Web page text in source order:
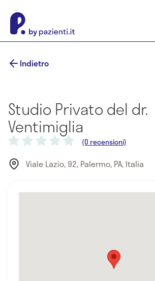
Indietro
Studio Privato del dr.
Ventimiglia
(0 recensioni)
Viale Lazio, 92, Palermo, PA, Italia